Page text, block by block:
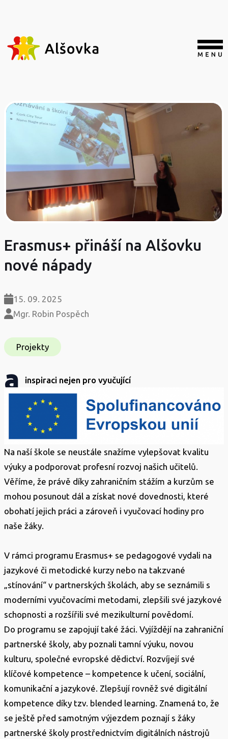
Erasmus+ přináší na Alšovku
nové nápady
15. 09. 2025
Mgr. Robin Pospěch
Projekty
a inspiraci nejen pro vyučující
Na naší škole se neustále snažíme vylepšovat kvalitu
výuky a podporovat profesní rozvoj našich učitelů.
Věříme, že právě díky zahraničním stážím a kurzům se
mohou posunout dál a získat nové dovednosti, které
obohatí jejich práci a zároveň i vyučovací hodiny pro
naše žáky.
V rámci programu Erasmus+ se pedagogové vydali na
jazykové či metodické kurzy nebo na takzvané
„stínování“ v partnerských školách, aby se seznámili s
moderními vyučovacími metodami, zlepšili své jazykové
schopnosti a rozšířili své mezikulturní povědomí.
Do programu se zapojují také žáci. Vyjíždějí na zahraniční
partnerské školy, aby poznali tamní výuku, novou
kulturu, společné evropské dědictví. Rozvíjejí své
klíčové kompetence – kompetence k učení, sociální,
komunikační a jazykové. Zlepšují rovněž své digitální
kompetence díky tzv. blended learning. Znamená to, že
se ještě před samotným výjezdem poznají s žáky
partnerské školy prostřednictvím digitálních nástrojů